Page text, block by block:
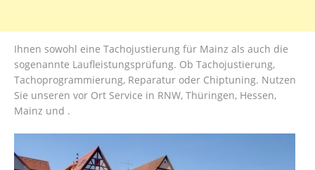
Ihnen sowohl eine Tachojustierung für Mainz als auch die
sogenannte Laufleistungsprüfung. Ob Tachojustierung,
Tachoprogrammierung, Reparatur oder Chiptuning. Nutzen
Sie unseren vor Ort Service in RNW, Thüringen, Hessen,
Mainz und .